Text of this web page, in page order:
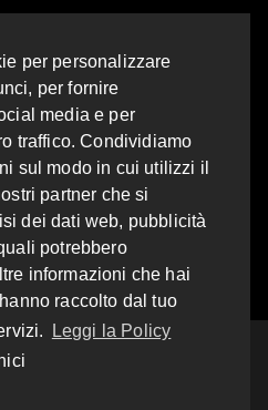
FM
per personalizzare
per fornire
media e per
traffico. Condividiamo
sul modo in cui utilizzi il
partner che si
dei dati web, pubblicità
potrebbero
informazioni che hai
raccolto dal tuo
Leggi la Policy